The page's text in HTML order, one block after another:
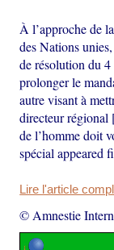
À l’approche de
des Nations
de résolution du
prolonger le
autre visant à
directeur
de l’homme doit
spécial appeared
Lire l'article
© Amnestie